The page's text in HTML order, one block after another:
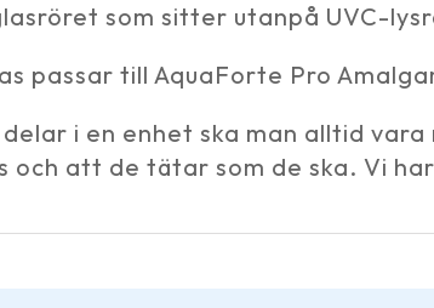
som sitter utanpå UVC-
passar till AquaForte Pro
i en enhet ska man alltid
och att de tätar som de ska. Vi har